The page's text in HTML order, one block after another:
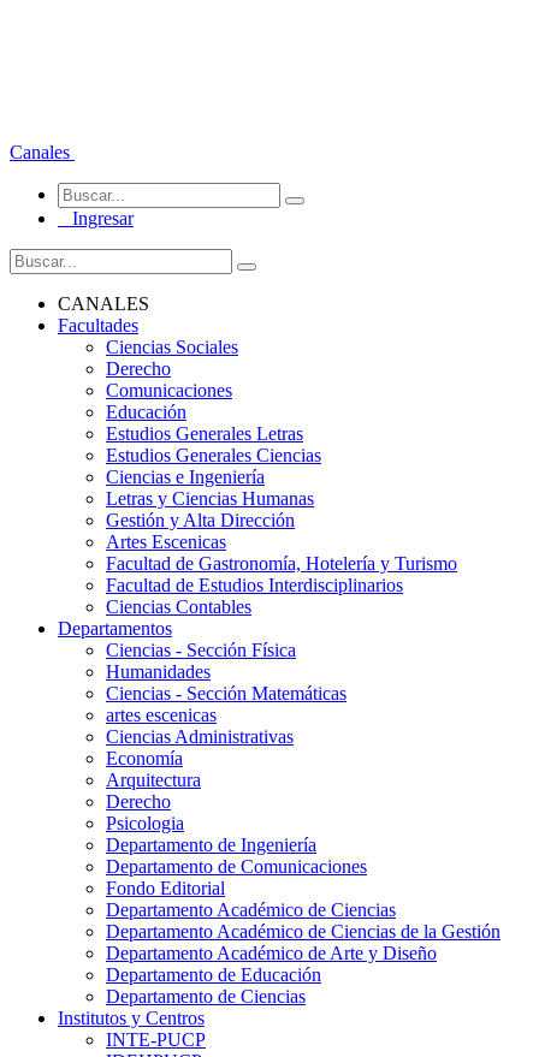
Canales
Ingresar
CANALES
Facultades
Ciencias Sociales
Derecho
Comunicaciones
Educación
Estudios Generales Letras
Estudios Generales Ciencias
Ciencias e Ingeniería
Letras y Ciencias Humanas
Gestión y Alta Dirección
Artes Escenicas
Facultad de Gastronomía, Hotelería y Turismo
Facultad de Estudios Interdisciplinarios
Ciencias Contables
Departamentos
Ciencias - Sección Física
Humanidades
Ciencias - Sección Matemáticas
artes escenicas
Ciencias Administrativas
Economía
Arquitectura
Derecho
Psicologia
Departamento de Ingeniería
Departamento de Comunicaciones
Fondo Editorial
Departamento Académico de Ciencias
Departamento Académico de Ciencias de la Gestión
Departamento Académico de Arte y Diseño
Departamento de Educación
Departamento de Ciencias
Institutos y Centros
INTE-PUCP